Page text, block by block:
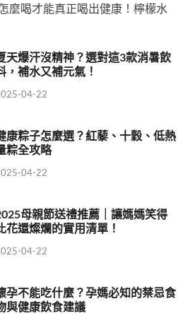
麼喝才能真正喝出健康！檸檬水
天爆汗沒精神？選對這3款消暑飲
，補水又補元氣！
04-22
康粽子怎麼選？紅藜、十穀、低熱
粽全攻略
04-22
母親節送禮推薦｜讓媽媽笑得
花還燦爛的實用清單！
04-22
孕不能吃什麼？孕媽必知的禁忌食
與健康飲食建議